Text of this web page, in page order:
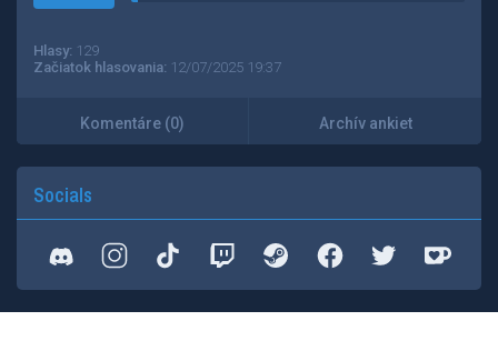
Hlasy: 129
Začiatok hlasovania: 12/07/2025 19:37
Komentáre (0) Archív ankiet
Socials